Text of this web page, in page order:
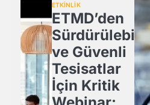
ETKİNLİK
ETMD’den
Sürdürülebilir
ve Güvenli
Tesisatlar
İçin Kritik